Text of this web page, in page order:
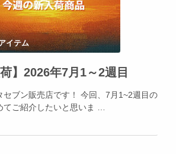
イテム
】2026年7月1～2週目
セブン販売店です！ 今回、7月1~2週目の
てご紹介したいと思いま …